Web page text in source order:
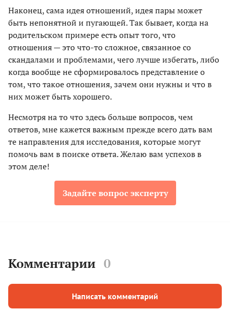
Наконец, сама идея отношений, идея пары может
быть непонятной и пугающей. Так бывает, когда на
родительском примере есть опыт того, что
отношения — это что-то сложное, связанное со
скандалами и проблемами, чего лучше избегать, либо
когда вообще не сформировалось представление о
том, что такое отношения, зачем они нужны и что в
них может быть хорошего.
Несмотря на то что здесь больше вопросов, чем
ответов, мне кажется важным прежде всего дать вам
те направления для исследования, которые могут
помочь вам в поиске ответа. Желаю вам успехов в
этом деле!
Задайте вопрос эксперту
Комментарии 0
Написать комментарий